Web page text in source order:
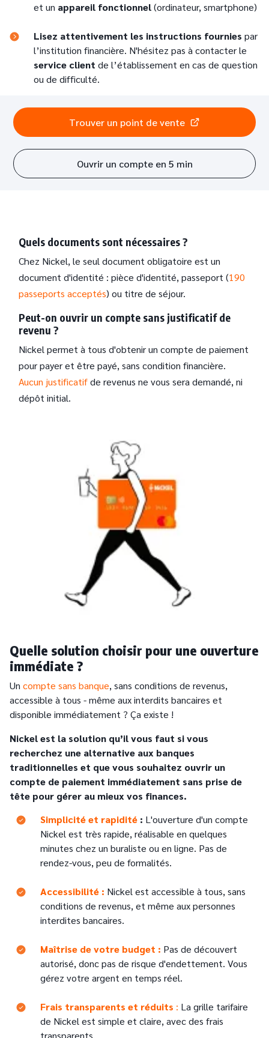
et un appareil fonctionnel(ordinateur, smartphone)
Lisez attentivement les instructions fournies par
l’institution financière. N'hésitez pas à contacter le
service client de l’établissement en cas de question
ou de difficulté.
Trouver un point de vente
Ouvrir un compte en 5 min
Quels documents sont nécessaires ?
Chez Nickel, le seul document obligatoire est un
document d'identité : pièce d'identité, passeport (190
passeports acceptés) ou titre de séjour.
Peut-on ouvrir un compte sans justificatif de
revenu ?
Nickel permet à tous d'obtenir un compte de paiement
pour payer et être payé, sans condition financière.
Aucun justificatifde revenus ne vous sera demandé, ni
dépôt initial.
Quelle solution choisir pour une ouverture
immédiate ?
Un compte sans banque, sans conditions de revenus,
accessible à tous - même aux interdits bancaires et
disponible immédiatement ? Ça existe !
Nickel est la solution qu’il vous faut si vous
recherchez une alternative aux banques
traditionnelles et que vous souhaitez ouvrir un
compte de paiement immédiatement sans prise de
tête pour gérer au mieux vos finances.
Text
Simplicité et rapidité : L'ouverture d'un compte
Nickel est très rapide, réalisable en quelques
minutes chez un buraliste ou en ligne. Pas de
rendez-vous, peu de formalités.
Accessibilité : Nickel est accessible à tous, sans
conditions de revenus, et même aux personnes
interdites bancaires.
Maîtrise de votre budget : Pas de découvert
autorisé, donc pas de risque d'endettement. Vous
gérez votre argent en temps réel.
Text Frais transparents et réduits : La grille tarifaire
de Nickel est simple et claire, avec des frais
transparents.